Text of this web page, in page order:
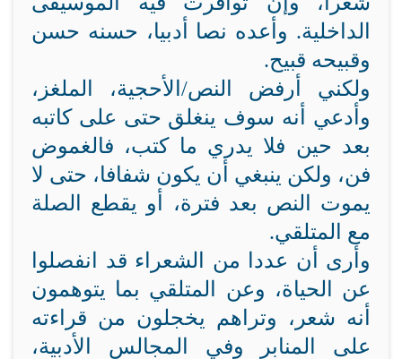
الداخلية. وأعده نصا أدبيا، حسنه حسن
وقبيحه قبيح.
ولكني أرفض النص/الأحجية، الملغز،
وأدعي أنه سوف ينغلق حتى على كاتبه
بعد حين فلا يدري ما كتب، فالغموض
فن، ولكن ينبغي أن يكون شفافا، حتى لا
يموت النص بعد فترة، أو يقطع الصلة
مع المتلقي.
وأرى أن عددا من الشعراء قد انفصلوا
عن الحياة، وعن المتلقي بما يتوهمون
أنه شعر، وتراهم يخجلون من قراءته
على المنابر وفي المجالس الأدبية،